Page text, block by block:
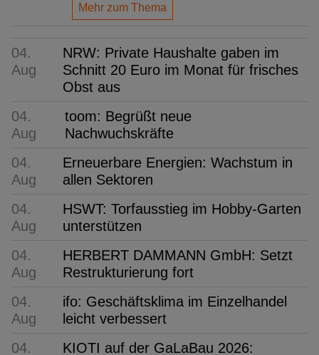
Mehr zum Thema
04.
Aug
NRW: Private Haushalte gaben im
Schnitt 20 Euro im Monat für frisches
Obst aus
04.
Aug
toom: Begrüßt neue
Nachwuchskräfte
04.
Aug
Erneuerbare Energien: Wachstum in
allen Sektoren
04.
Aug
HSWT: Torfausstieg im Hobby-Garten
unterstützen
04.
Aug
HERBERT DAMMANN GmbH: Setzt
Restrukturierung fort
04.
Aug
ifo: Geschäftsklima im Einzelhandel
leicht verbessert
04.
KIOTI auf der GaLaBau 2026: